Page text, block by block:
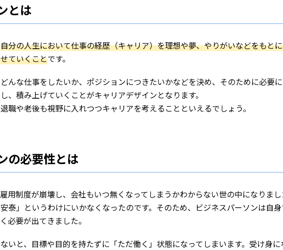
とは
自分の人生において仕事の経歴（キャリア）を理想や夢、やりがいなどをもと
ていくことです。
んな仕事をしたいか、ポジションにつきたいかなどを決め、そのために必要
、積み上げていくことがキャリアデザインとなります。
職や老後も視野に入れつつキャリアを考えることといえるでしょう。
の必要性とは
用制度が崩壊し、会社もいつ無くなってしまうかわからない世の中になりまし
泰」というわけにいかなくなったのです。そのため、ビジネスパーソンは自
必要が出てきました。
いと、目標や目的を持たずに「ただ働く」状態になってしまいます。受け身に